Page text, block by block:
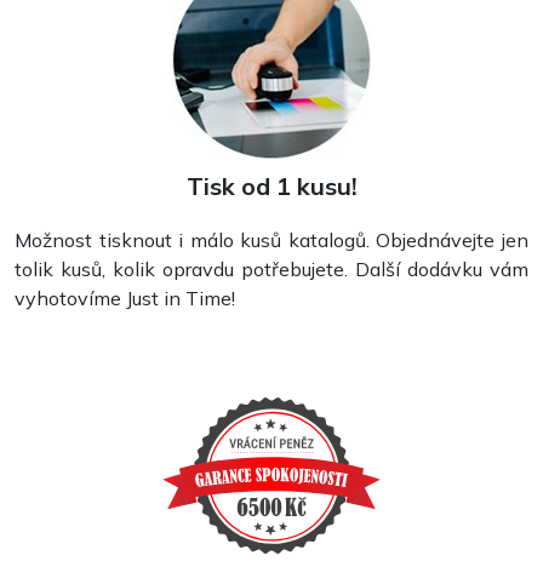
Formuláře
Skládané letáky
Tisk od 1 kusu!
Možnost tisknout i málo kusů katalogů. Objednávejte jen
tolik kusů, kolik opravdu potřebujete. Další dodávku vám
vyhotovíme Just in Time!